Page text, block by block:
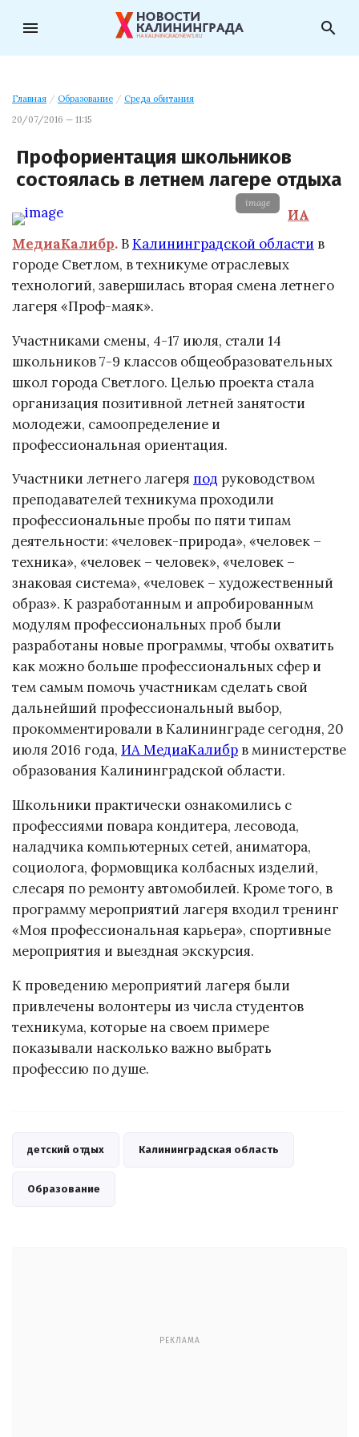
menu search
Главная / Образование / Среда обитания
20/07/2016 — 11:15
Профориентация школьников
состоялась в летнем лагере отдыха
image
ИА
МедиаКалибр.ВКалининградской области в
городе Светлом, в техникуме отраслевых
технологий, завершилась вторая смена летнего
лагеря «Проф-маяк».
Участниками смены, 4-17 июля, стали 14
школьников 7-9 классов общеобразовательных
школ города Светлого. Целью проекта стала
организация позитивной летней занятости
молодежи, самоопределение и
профессиональная ориентация.
Участники летнего лагеря под руководством
преподавателей техникума проходили
профессиональные пробы по пяти типам
деятельности: «человек-природа», «человек –
техника», «человек – человек», «человек –
знаковая система», «человек – художественный
образ». К разработанным и апробированным
модулям профессиональных проб были
разработаны новые программы, чтобы охватить
как можно больше профессиональных сфер и
тем самым помочь участникам сделать свой
дальнейший профессиональный выбор,
прокомментировали в Калининграде сегодня, 20
июля 2016 года, ИА МедиаКалибр в министерстве
образования Калининградской области.
Школьники практически ознакомились с
профессиями повара кондитера, лесовода,
наладчика компьютерных сетей, аниматора,
социолога, формовщика колбасных изделий,
слесаря по ремонту автомобилей. Кроме того, в
программу мероприятий лагеря входил тренинг
«Моя профессиональная карьера», спортивные
мероприятия и выездная экскурсия.
К проведению мероприятий лагеря были
привлечены волонтеры из числа студентов
техникума, которые на своем примере
показывали насколько важно выбрать
профессию по душе.
детский отдых Калининградская область
Образование
РЕКЛАМА